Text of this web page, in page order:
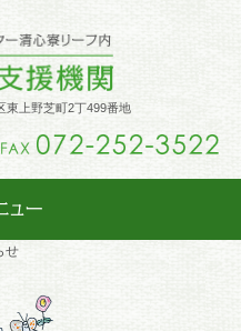
東上野芝町2丁499番地
せ
トップ
里親制度
になるには
週末里親